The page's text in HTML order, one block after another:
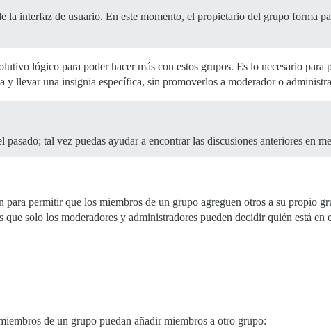
la interfaz de usuario. En este momento, el propietario del grupo forma
lógico para poder hacer más con estos grupos. Es lo necesario
y llevar una insignia específica, sin promoverlos a moderador o
tal vez puedas ayudar a encontrar las discusiones anteriores en
permitir que los miembros de un grupo agreguen otros a su propio
solo los moderadores y administradores pueden decidir quién está
de un grupo puedan añadir miembros a otro grupo: